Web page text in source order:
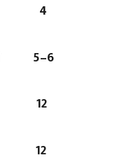
4
5–6
12
12